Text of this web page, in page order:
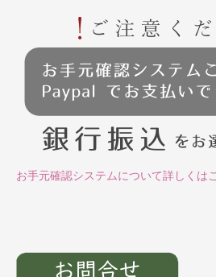
お手元確認システムについて詳しくは